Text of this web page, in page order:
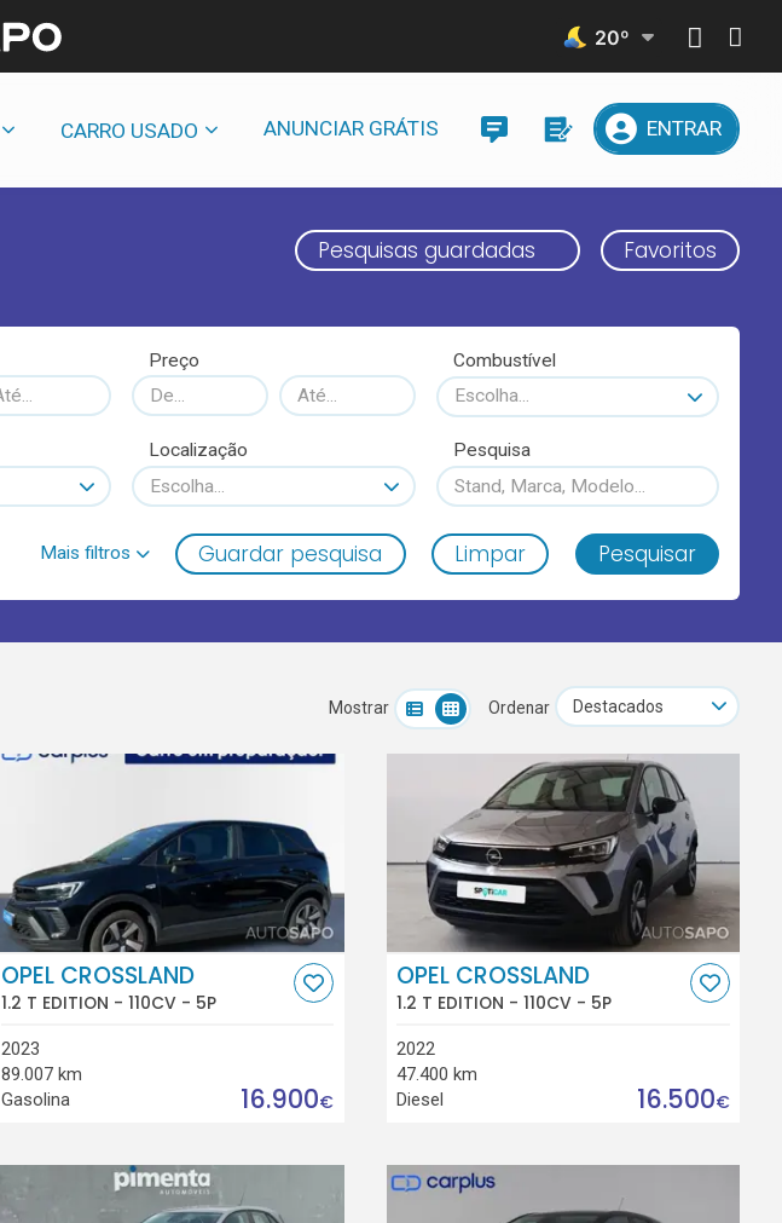
20º
CARRO USADO ANUNCIAR GRÁTIS ENTRAR
Pesquisas guardadas Favoritos
Preço
Combustível
Escolha...
Localização
Escolha...
Pesquisa
Guardar pesquisa Limpar Pesquisar
Mostrar Ordenar
OPEL CROSSLAND
1.2 T EDITION - 110CV - 5P
2023
89.007 km
Gasolina
16.900€
OPEL CROSSLAND
1.2 T EDITION - 110CV - 5P
2022
47.400 km
Diesel
16.500€